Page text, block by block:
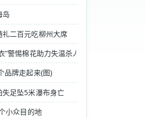
大海上千万个岛屿，却依......
岛
二百元吃柳州大席
警惕棉花助力失温杀人
品牌走起来(图)
足坠5米瀑布身亡
小众目的地